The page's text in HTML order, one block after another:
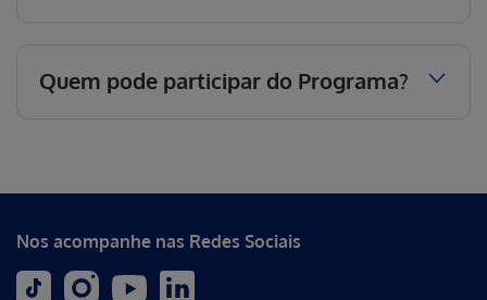
Quem pode participar do Programa?
Nos acompanhe nas Redes Sociais